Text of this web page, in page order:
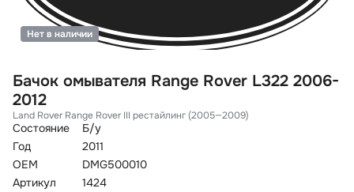
Бачок омывателя Range Rover L322 2006-
2012
Land Rover Range Rover III рестайлинг (2005—2009)
Состояние
Б/у
Год
2011
OEM
DMG500010
Артикул
1424
Нет в наличии